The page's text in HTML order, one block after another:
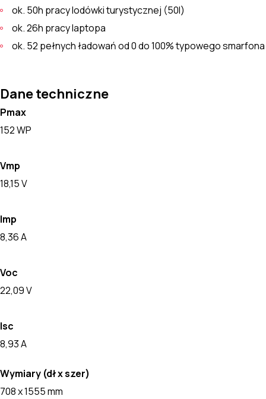
ok. 50h pracy lodówki turystycznej (50l)
ok. 26h pracy laptopa
ok. 52 pełnych ładowań od 0 do 100% typowego smarfona
Dane techniczne
Pmax
152 WP
Vmp
18,15 V
Imp
8,36 A
Voc
22,09 V
Isc
8,93 A
Wymiary (dł x szer)
708 x 1555 mm